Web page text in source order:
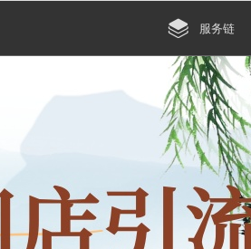
 服务链